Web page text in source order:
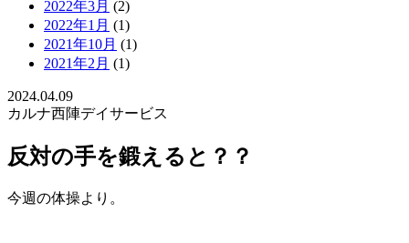
2022年3月 (2)
2022年1月 (1)
2021年10月 (1)
2021年2月 (1)
2024.04.09
カルナ西陣デイサービス
反対の手を鍛えると？？
今週の体操より。